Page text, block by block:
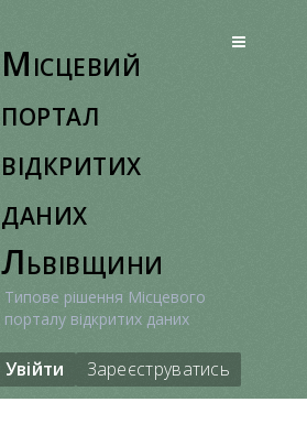
Місцевий
портал
відкритих
даних
Львівщини
Типове рішення Місцевого
порталу відкритих даних
Увійти Зареєструватись